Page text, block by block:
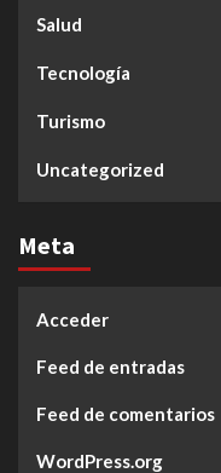
Salud
Tecnología
Turismo
Uncategorized
Meta
Acceder
Feed de entradas
Feed de comentarios
WordPress.org